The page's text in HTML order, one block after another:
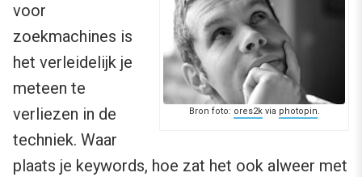
Bron foto: ores2kvia photopin.
voor
zoekmachines is
het verleidelijk je
meteen te
verliezen in de
techniek. Waar
plaats je keywords, hoe zat het ook alweer met